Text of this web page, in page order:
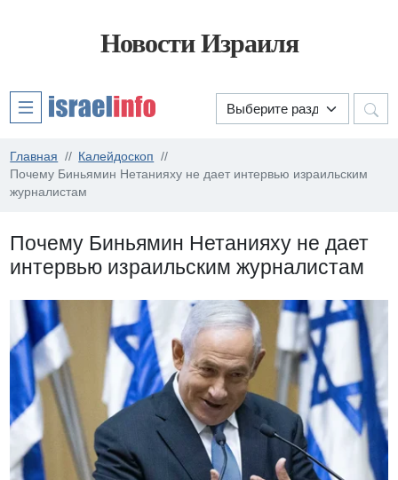
Новости Израиля
Главная
Калейдоскоп
Почему Биньямин Нетанияху не дает интервью израильским
журналистам
Почему Биньямин Нетанияху не дает
интервью израильским журналистам